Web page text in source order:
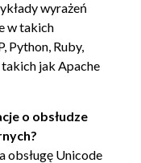
wyrażeń
w takich
Python, Ruby,
takich jak Apache
o obsłudze
obsługę Unicode